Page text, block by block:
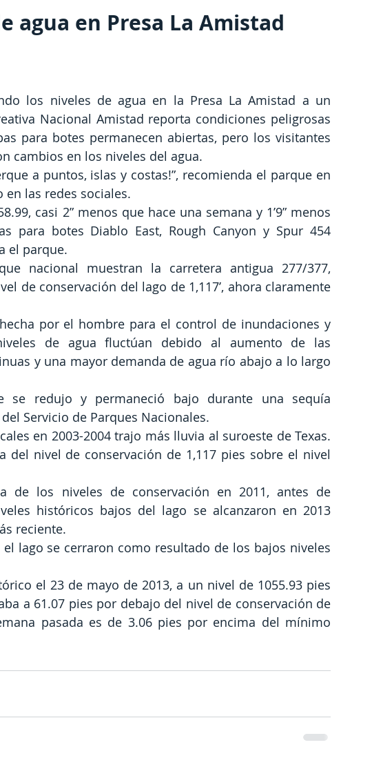
agua en Presa La Amistad
los niveles de agua en la Presa La Amistad a un
Nacional Amistad reporta condiciones peligrosas
para botes permanecen abiertas, pero los visitantes
cambios en los niveles del agua.
a puntos, islas y costas!”, recomienda el parque en
las redes sociales.
casi 2” menos que hace una semana y 1’9” menos
para botes Diablo East, Rough Canyon y Spur 454
el parque.
nacional muestran la carretera antigua 277/377,
de conservación del lago de 1,117’, ahora claramente
por el hombre para el control de inundaciones y
de agua fluctúan debido al aumento de las
y una mayor demanda de agua río abajo a lo largo
se redujo y permaneció bajo durante una sequía
Servicio de Parques Nacionales.
en 2003-2004 trajo más lluvia al suroeste de Texas.
del nivel de conservación de 1,117 pies sobre el nivel
de los niveles de conservación en 2011, antes de
históricos bajos del lago se alcanzaron en 2013
reciente.
lago se cerraron como resultado de los bajos niveles
el 23 de mayo de 2013, a un nivel de 1055.93 pies
a 61.07 pies por debajo del nivel de conservación de
pasada es de 3.06 pies por encima del mínimo